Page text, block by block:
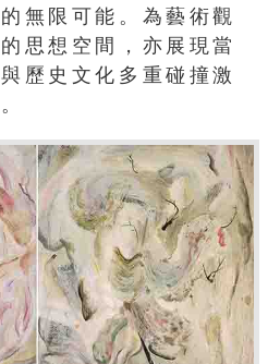
無限可能。為藝術觀
思想空間，亦展現當
歷史文化多重碰撞激